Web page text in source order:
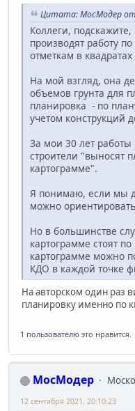
Цитата: МосМодер от
Коллеги,
производят работу
отметкам в
На мой взгляд, она
объемов грунта для
планировка - по
учетом конструкций
За мои 30 лет работы
строители "выносят
картограмме".
Я понимаю, если мы
можно
Но в большинстве
картограмме стоят
картограмме можно
КДО в каждой точке
На авторском один раз
планировку именно по
1 пользователю это нравится.
МосМодер
12 сентября 2021, 20:10:23